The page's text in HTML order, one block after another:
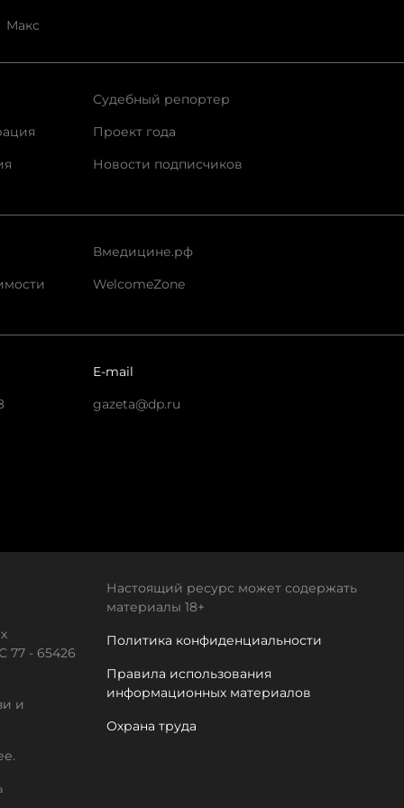
Макс
Судебный репортер
Проект года
Новости подписчиков
Вмедицине.рф
WelcomeZone
E-mail
gazeta@dp.ru
77 - 65426
и
Настоящий ресурс может содержать
материалы 18+
Политика конфиденциальности
Правила использования
информационных материалов
Охрана труда